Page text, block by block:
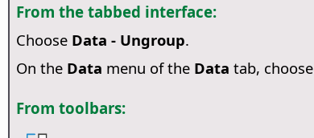
From the tabbed interface:
Choose Data - Ungroup.
On the Data menu of the Data tab, choose
From toolbars: